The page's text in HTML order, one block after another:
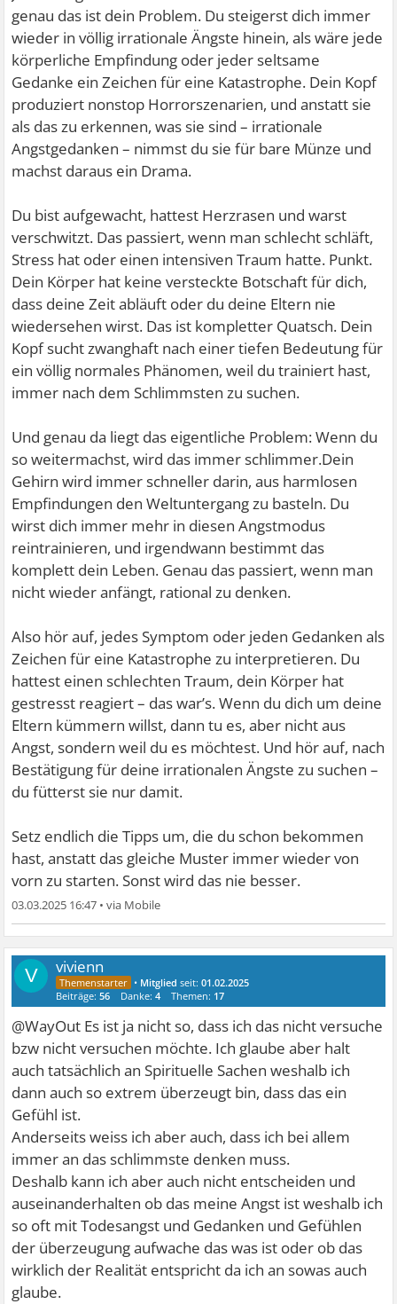
genau das ist dein Problem. Du steigerst dich immer
wieder in völlig irrationale Ängste hinein, als wäre jede
körperliche Empfindung oder jeder seltsame
Gedanke ein Zeichen für eine Katastrophe. Dein Kopf
produziert nonstop Horrorszenarien, und anstatt sie
als das zu erkennen, was sie sind – irrationale
Angstgedanken – nimmst du sie für bare Münze und
machst daraus ein Drama.
Du bist aufgewacht, hattest Herzrasen und warst
verschwitzt. Das passiert, wenn man schlecht schläft,
Stress hat oder einen intensiven Traum hatte. Punkt.
Dein Körper hat keine versteckte Botschaft für dich,
dass deine Zeit abläuft oder du deine Eltern nie
wiedersehen wirst. Das ist kompletter Quatsch. Dein
Kopf sucht zwanghaft nach einer tiefen Bedeutung für
ein völlig normales Phänomen, weil du trainiert hast,
immer nach dem Schlimmsten zu suchen.
Und genau da liegt das eigentliche Problem: Wenn du
so weitermachst, wird das immer schlimmer.Dein
Gehirn wird immer schneller darin, aus harmlosen
Empfindungen den Weltuntergang zu basteln. Du
wirst dich immer mehr in diesen Angstmodus
reintrainieren, und irgendwann bestimmt das
komplett dein Leben. Genau das passiert, wenn man
nicht wieder anfängt, rational zu denken.
Also hör auf, jedes Symptom oder jeden Gedanken als
Zeichen für eine Katastrophe zu interpretieren. Du
hattest einen schlechten Traum, dein Körper hat
gestresst reagiert – das war’s. Wenn du dich um deine
Eltern kümmern willst, dann tu es, aber nicht aus
Angst, sondern weil du es möchtest. Und hör auf, nach
Bestätigung für deine irrationalen Ängste zu suchen –
du fütterst sie nur damit.
Setz endlich die Tipps um, die du schon bekommen
hast, anstatt das gleiche Muster immer wieder von
vorn zu starten. Sonst wird das nie besser.
03.03.2025 16:47 •
V vivienn
• Mitglied seit:01.02.2025
Beiträge:56 Danke:4 Themen: 17
@WayOut Es ist ja nicht so, dass ich das nicht versuche
bzw nicht versuchen möchte. Ich glaube aber halt
auch tatsächlich an Spirituelle Sachen weshalb ich
dann auch so extrem überzeugt bin, dass das ein
Gefühl ist.
Anderseits weiss ich aber auch, dass ich bei allem
immer an das schlimmste denken muss.
Deshalb kann ich aber auch nicht entscheiden und
auseinanderhalten ob das meine Angst ist weshalb ich
so oft mit Todesangst und Gedanken und Gefühlen
der überzeugung aufwache das was ist oder ob das
wirklich der Realität entspricht da ich an sowas auch
glaube.